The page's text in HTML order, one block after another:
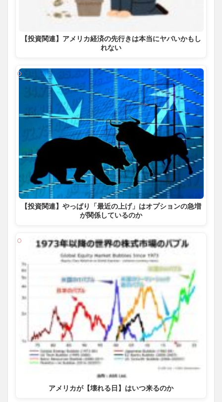
【投資関連】アメリカ経済の先行きは本当にヤバいかもし
れない
【投資関連】やっぱり「最近の上げ」はオプションの急増
が関係しているのか
アメリカが【壊れる日】はいつ来るのか